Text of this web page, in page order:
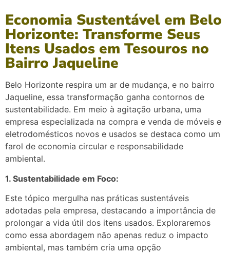
Economia Sustentável em Belo
Horizonte: Transforme Seus
Itens Usados em Tesouros no
Bairro Jaqueline
Belo Horizonte respira um ar de mudança, e no bairro
Jaqueline, essa transformação ganha contornos de
sustentabilidade. Em meio à agitação urbana, uma
empresa especializada na compra e venda de móveis e
eletrodomésticos novos e usados se destaca como um
farol de economia circular e responsabilidade
ambiental.
1. Sustentabilidade em Foco:
Este tópico mergulha nas práticas sustentáveis
adotadas pela empresa, destacando a importância de
prolongar a vida útil dos itens usados. Exploraremos
como essa abordagem não apenas reduz o impacto
ambiental, mas também cria uma opção